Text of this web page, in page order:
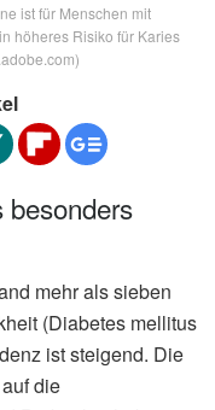
ist für Menschen mit
höheres Risiko für Karies
besonders
mehr als sieben
(Diabetes mellitus
ist steigend. Die
die